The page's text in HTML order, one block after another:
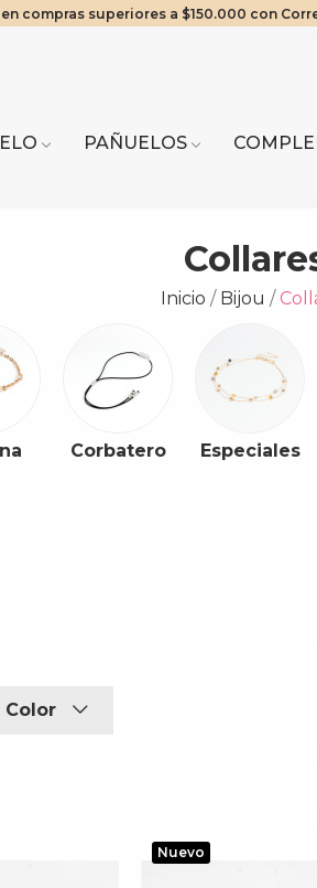
Exclusivos! 20% OFF a partir de
en compras superiores a $150.000 con
del Fuego envíos solo en compras a
Mínimo de compra web
PAÑUELOS
Inicio Bijou
Corbatero
Especiales
Color
Nuevo